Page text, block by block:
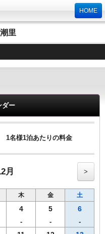
HOME
里
ダー
1名様1泊あたりの料金
月 >
木 金 土
4
-
5
-
6
-